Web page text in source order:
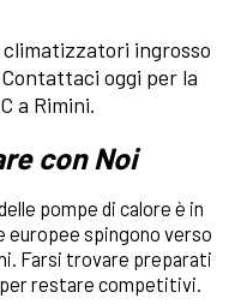
ingrosso
oggi per la
a Rimini.
con Noi
pompe di calore è in
europee spingono verso
Farsi trovare preparati
restare competitivi.